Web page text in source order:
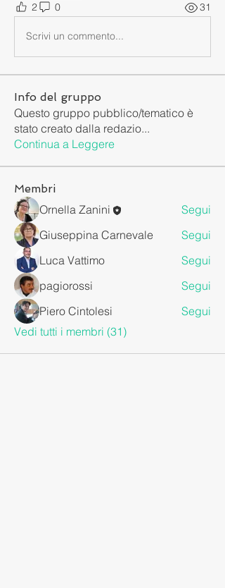
2 0 31
Scrivi un commento...
Info del gruppo
Questo gruppo pubblico/tematico è
stato creato dalla redazio...
Continua a Leggere
Membri
Ornella Zanini
Segui
Giuseppina Carnevale
Segui
Luca Vattimo
Segui
pagiorossi
Segui
Piero Cintolesi
Segui
Vedi tutti i membri (31)